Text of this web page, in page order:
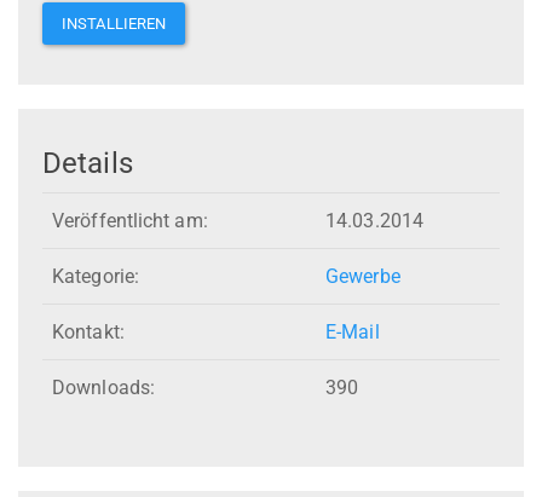
INSTALLIEREN
Details
Veröffentlicht am: 14.03.2014
Kategorie: Gewerbe
Kontakt: E-Mail
Downloads: 390